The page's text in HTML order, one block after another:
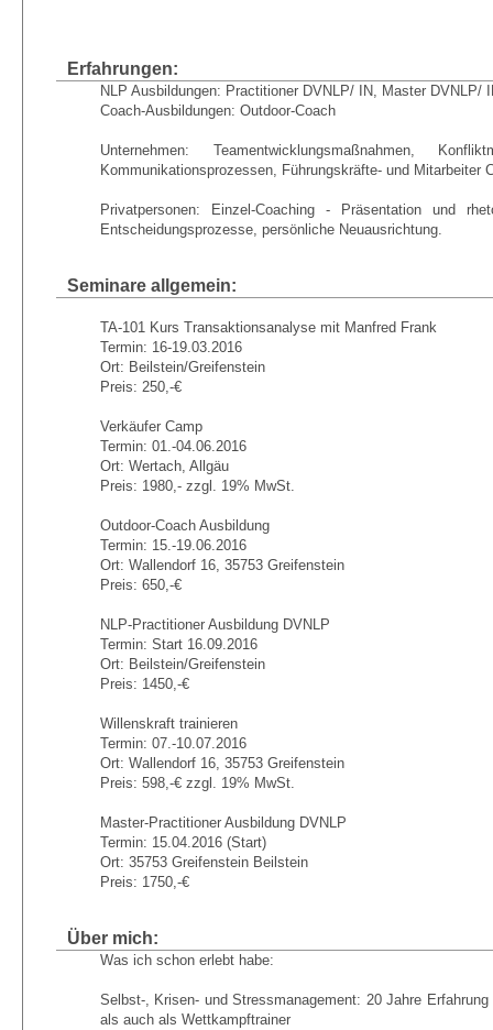
Erfahrungen:
NLP Ausbildungen: Practitioner DVNLP/ IN, Master DVNLP/
Coach-Ausbildungen: Outdoor-Coach
Unternehmen: Teamentwicklungsmaßnahmen,
Kommunikationsprozessen, Führungskräfte- und Mitarbeiter
Privatpersonen: Einzel-Coaching - Präsentation und
Entscheidungsprozesse, persönliche Neuausrichtung.
Seminare allgemein:
TA-101 Kurs Transaktionsanalyse mit Manfred Frank
Termin: 16-19.03.2016
Ort: Beilstein/Greifenstein
Preis: 250,-€
Verkäufer Camp
Termin: 01.-04.06.2016
Ort: Wertach, Allgäu
Preis: 1980,- zzgl. 19% MwSt.
Outdoor-Coach Ausbildung
Termin: 15.-19.06.2016
Ort: Wallendorf 16, 35753 Greifenstein
Preis: 650,-€
NLP-Practitioner Ausbildung DVNLP
Termin: Start 16.09.2016
Ort: Beilstein/Greifenstein
Preis: 1450,-€
Willenskraft trainieren
Termin: 07.-10.07.2016
Ort: Wallendorf 16, 35753 Greifenstein
Preis: 598,-€ zzgl. 19% MwSt.
Master-Practitioner Ausbildung DVNLP
Termin: 15.04.2016 (Start)
Ort: 35753 Greifenstein Beilstein
Preis: 1750,-€
Über mich:
Was ich schon erlebt habe:
Selbst-, Krisen- und Stressmanagement: 20 Jahre
als auch als Wettkampftrainer